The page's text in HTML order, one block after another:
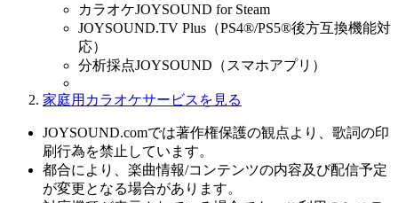
カラオケJOYSOUND for Steam
JOYSOUND.TV Plus（PS4®/PS5®後方互換機能対
応）
分析採点JOYSOUND（スマホアプリ）
家庭用カラオケサービスを見る
JOYSOUND.comでは著作権保護の観点より、歌詞の印
刷行為を禁止しています。
都合により、楽曲情報/コンテンツの内容及び配信予定
が変更となる場合があります。